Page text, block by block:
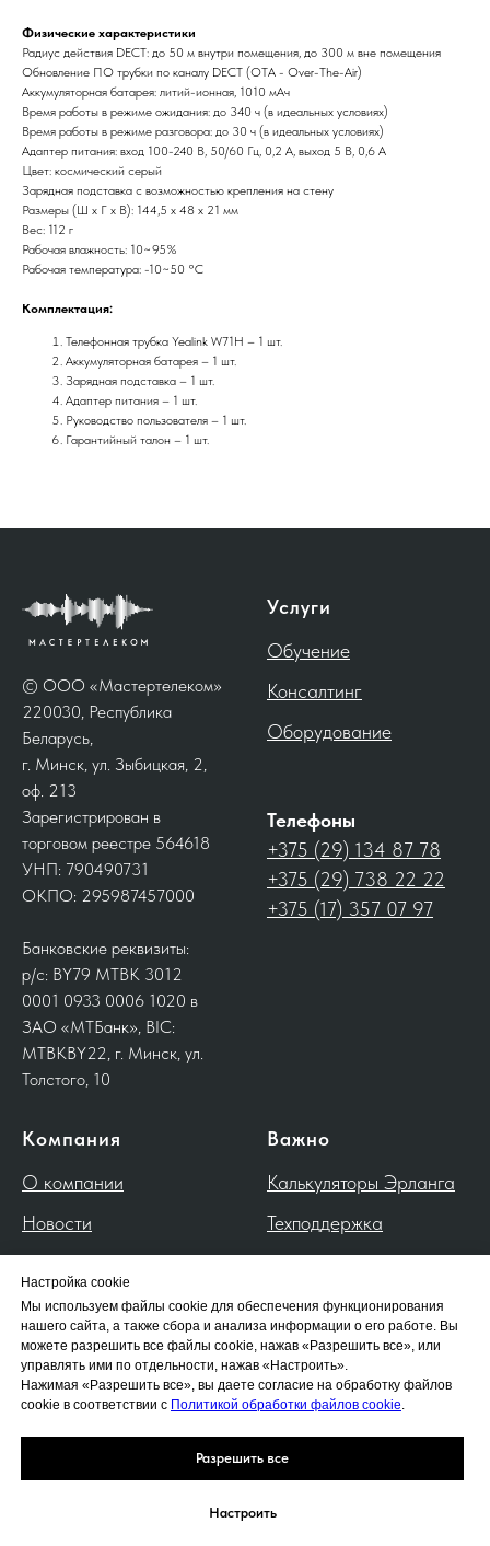
Физические характеристики
Радиус действия DECT: до 50 м внутри помещения, до 300 м вне помещения
Обновление ПО трубки по каналу DECT (OTA - Over-The-Air)
Аккумуляторная батарея: литий-ионная, 1010 мАч
Время работы в режиме ожидания: до 340 ч (в идеальных условиях)
Время работы в режиме разговора: до 30 ч (в идеальных условиях)
Адаптер питания: вход 100-240 В, 50/60 Гц, 0,2 А, выход 5 В, 0,6 А
Цвет: космический серый
Зарядная подставка с возможностью крепления на стену
Размеры (Ш х Г х В): 144,5 х 48 х 21 мм
Вес: 112 г
Рабочая влажность: 10~95%
Рабочая температура: -10~50 °C
Комплектация:
Телефонная трубка Yealink W71H – 1 шт.
Аккумуляторная батарея – 1 шт.
Зарядная подставка – 1 шт.
Адаптер питания – 1 шт.
Руководство пользователя – 1 шт.
Гарантийный талон – 1 шт.
Настройка cookie
Мы используем файлы cookie для обеспечения функционирования
нашего сайта, а также сбора и анализа информации о его работе. Вы
можете разрешить все файлы cookie, нажав «Разрешить все», или
управлять ими по отдельности, нажав «Настроить».
Нажимая «Разрешить все», вы даете согласие на обработку файлов
cookie в соответствии с Политикой обработки файлов cookie.
Разрешить все
Настроить
© ООО «Мастертелеком»
220030, Республика
Беларусь,
г. Минск, ул. Зыбицкая, 2,
оф. 213
Зарегистрирован в
торговом реестре 564618
УНП: 790490731
ОКПО: 295987457000
Банковские реквизиты:
р/с: BY79 MTBK 3012
0001 0933 0006 1020 в
ЗАО «МТБанк», BIC:
MTBKBY22, г. Минск, ул.
Толстого, 10
Услуги
Обучение
Консалтинг
Оборудование
Телефоны
+375 (29) 134 87 78
+375 (29) 738 22 22
+375 (17) 357 07 97
Компания
О компании
Новости
---
Политика обработки
файлов cookie
Политика обработки
персональных данных
Важно
Калькуляторы Эрланга
Техподдержка